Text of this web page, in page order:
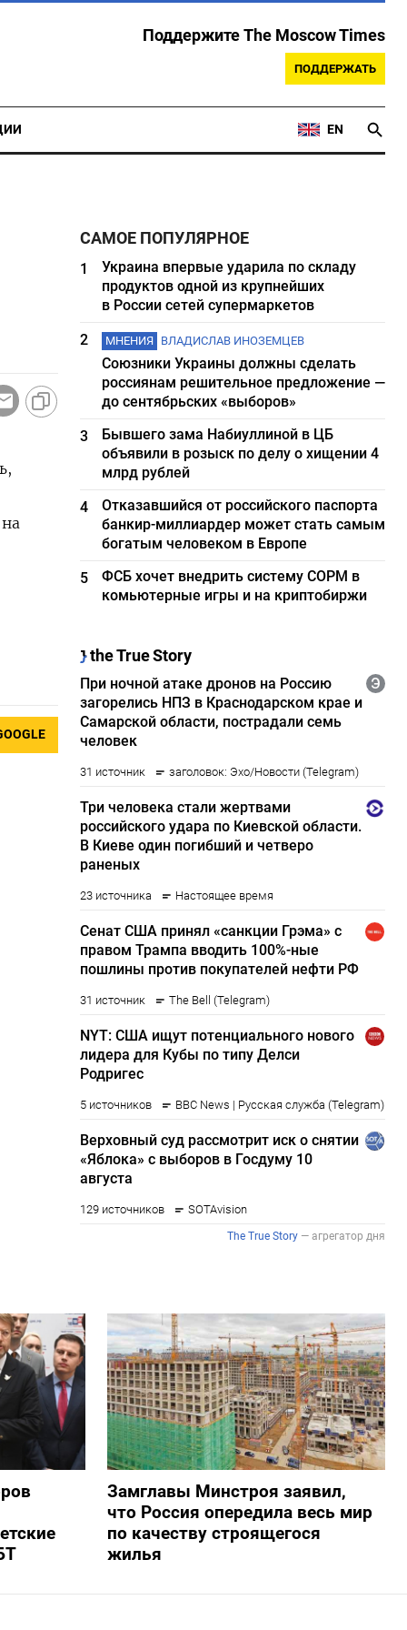
Поддержите The Moscow Times
ПОДДЕРЖАТЬ
EN
САМОЕ ПОПУЛЯРНОЕ
1
Украина впервые ударила по складу
продуктов одной из крупнейших
в России сетей супермаркетов
2
МНЕНИЯ ВЛАДИСЛАВ ИНОЗЕМЦЕВ
Союзники Украины должны сделать
россиянам решительное предложение —
до сентябрьских «выборов»
3
Бывшего зама Набиуллиной в ЦБ
объявили в розыск по делу о хищении 4
млрд рублей
4
Отказавшийся от российского паспорта
банкир-миллиардер может стать самым
богатым человеком в Европе
5
ФСБ хочет внедрить систему СОРМ в
комьютерные игры и на криптобиржи
Замглавы Минстроя заявил,
что Россия опередила весь мир
по качеству строящегося
жилья